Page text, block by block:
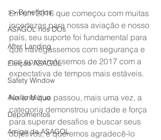
>> Benefícios
ASAGOL nos DOs
After Landing
Eleição ASAGOL
Safety Window
Auxílio Mútuo
Depoimentos
Amigo da ASAGOL
Em um 2016 que começou com muitas
incertezas para nossa aviação e nosso
país, seu suporte foi fundamental para
que navegássemos com segurança e
nos aproximássemos de 2017 com a
expectativa de tempos mais estáveis.
No ano que passou, mais uma vez, a
categoria demonstrou unidade e força
para superar desafios e buscar seus
objetivos, e queremos agradecê-lo